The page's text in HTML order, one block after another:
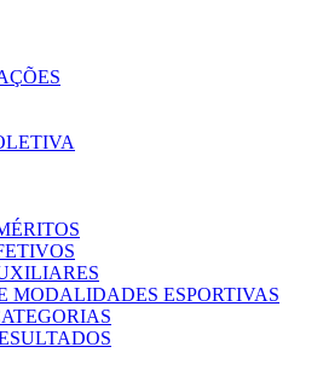
MODALIDADES ESPORTIVAS